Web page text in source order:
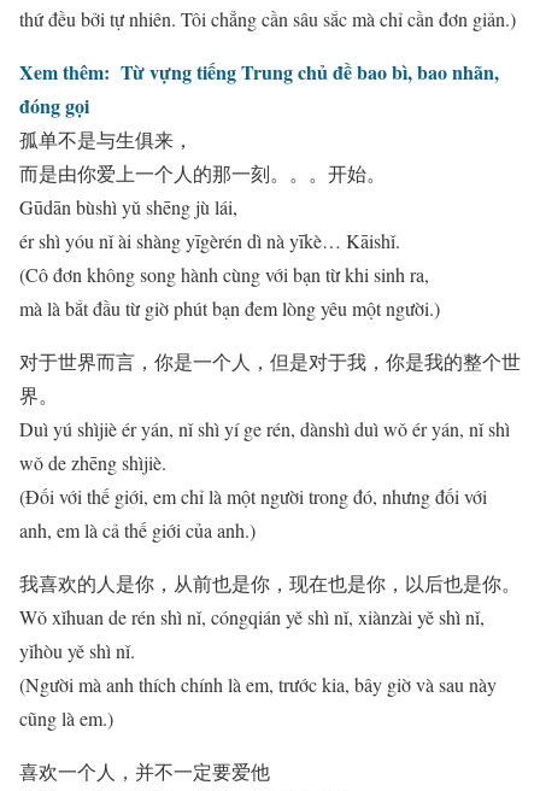
thứ đều bởi tự nhiên. Tôi chẳng cần sâu sắc mà chỉ cần đơn giản.)
Xem thêm: Từ vựng tiếng Trung chủ đề bao bì, bao nhãn,
đóng gọi
孤单不是与生俱来，
而是由你爱上一个人的那一刻。。。开始。
Gūdān bùshì yǔ shēng jù lái,
ér shì yóu nǐ ài shàng yīgèrén dì nà yīkè… Kāishǐ.
(Cô đơn không song hành cùng với bạn từ khi sinh ra,
mà là bắt đầu từ giờ phút bạn đem lòng yêu một người.)
对于世界而言，你是一个人，但是对于我，你是我的整个世
界。
Duì yú shìjiè ér yán, nǐ shì yí ge rén, dànshì duì wǒ ér yán, nǐ shì
wǒ de zhēng shìjiè.
(Đối với thế giới, em chỉ là một người trong đó, nhưng đối với
anh, em là cả thế giới của anh.)
我喜欢的人是你，从前也是你，现在也是你，以后也是你。
Wǒ xǐhuan de rén shì nǐ, cóngqián yě shì nǐ, xiànzài yě shì nǐ,
yǐhòu yě shì nǐ.
(Người mà anh thích chính là em, trước kia, bây giờ và sau này
cũng là em.)
喜欢一个人，并不一定要爱他